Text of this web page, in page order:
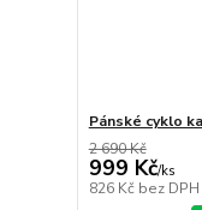
Pánské cyklo
2 690 Kč
999 Kč/ks
826 Kč bez DPH